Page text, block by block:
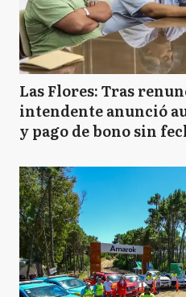
Las Flores: Tras
intendente anunció
y pago de bono sin